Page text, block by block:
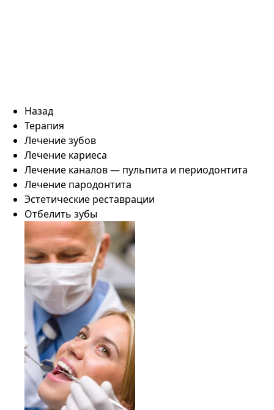
Назад
Терапия
Лечение зубов
Лечение кариеса
Лечение каналов — пульпита и периодонтита
Лечение пародонтита
Эстетические реставрации
Отбелить зубы